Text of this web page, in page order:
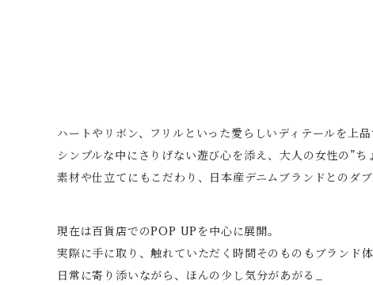
ハートやリボン、フリルといった愛らしいディテールを上
シンプルな中にさりげない遊び心を添え、大人の女性の”ち
素材や仕立てにもこだわり、日本産デニムブランドとのダ
現在は百貨店でのPOP UPを中心に展開。
実際に手に取り、触れていただく時間そのものもブランド
日常に寄り添いながら、ほんの少し気分があがる_